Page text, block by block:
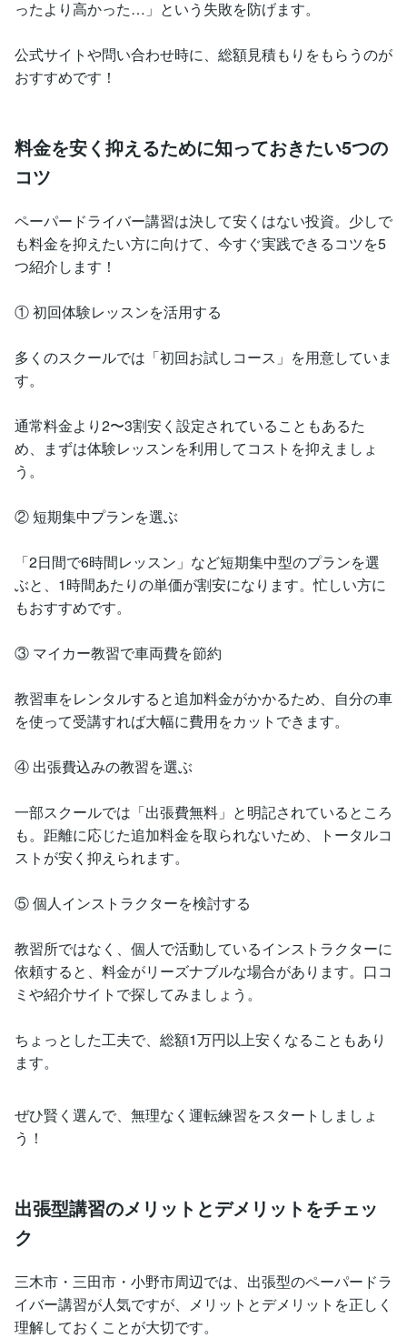
ったより高かった…」という失敗を防げます。
公式サイトや問い合わせ時に、総額見積もりをもらうのが
おすすめです！
料金を安く抑えるために知っておきたい5つの
コツ
ペーパードライバー講習は決して安くはない投資。少しで
も料金を抑えたい方に向けて、今すぐ実践できるコツを5
つ紹介します！
① 初回体験レッスンを活用する
多くのスクールでは「初回お試しコース」を用意していま
す。
通常料金より2〜3割安く設定されていることもあるた
め、まずは体験レッスンを利用してコストを抑えましょ
う。
② 短期集中プランを選ぶ
「2日間で6時間レッスン」など短期集中型のプランを選
ぶと、1時間あたりの単価が割安になります。忙しい方に
もおすすめです。
③ マイカー教習で車両費を節約
教習車をレンタルすると追加料金がかかるため、自分の車
を使って受講すれば大幅に費用をカットできます。
④ 出張費込みの教習を選ぶ
一部スクールでは「出張費無料」と明記されているところ
も。距離に応じた追加料金を取られないため、トータルコ
ストが安く抑えられます。
⑤ 個人インストラクターを検討する
教習所ではなく、個人で活動しているインストラクターに
依頼すると、料金がリーズナブルな場合があります。口コ
ミや紹介サイトで探してみましょう。
ちょっとした工夫で、総額1万円以上安くなることもあり
ます。
ぜひ賢く選んで、無理なく運転練習をスタートしましょ
う！
出張型講習のメリットとデメリットをチェッ
ク
三木市・三田市・小野市周辺では、出張型のペーパードラ
イバー講習が人気ですが、メリットとデメリットを正しく
理解しておくことが大切です。